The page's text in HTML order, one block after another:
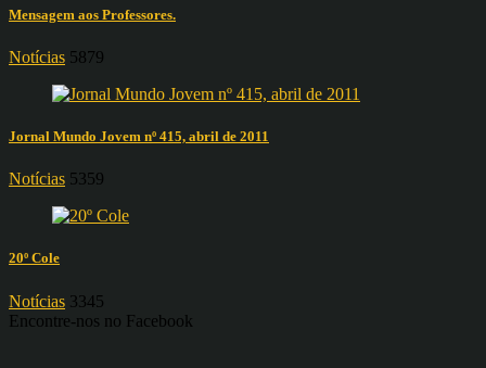
Mensagem aos Professores.
Notícias 5879
Jornal Mundo Jovem nº 415, abril de 2011
Notícias 5359
20º Cole
Notícias 3345
Encontre-nos no Facebook